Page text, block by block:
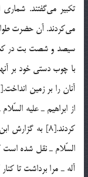
تكبیر می‌گفتند.
می‌كردند. آن حضرت
سیصد و شصت بت در
از ابراهیم ـ علیه
كردند.[8] به
السّلام ـ نقل شده است
آله ـ مرا برداشت تا